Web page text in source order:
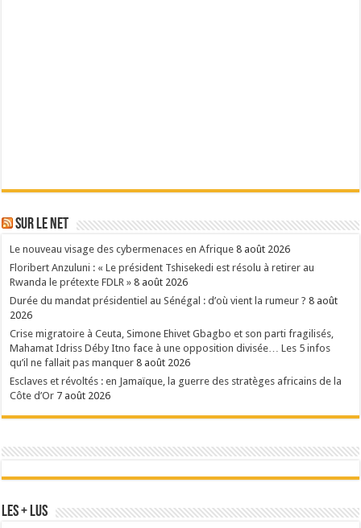
Sur le Net
Le nouveau visage des cybermenaces en Afrique 8 août 2026
Floribert Anzuluni : « Le président Tshisekedi est résolu à retirer au
Rwanda le prétexte FDLR » 8 août 2026
Durée du mandat présidentiel au Sénégal : d’où vient la rumeur ? 8 août
2026
Crise migratoire à Ceuta, Simone Ehivet Gbagbo et son parti fragilisés,
Mahamat Idriss Déby Itno face à une opposition divisée… Les 5 infos
qu’il ne fallait pas manquer 8 août 2026
Esclaves et révoltés : en Jamaïque, la guerre des stratèges africains de la
Côte d’Or 7 août 2026
Les + Lus